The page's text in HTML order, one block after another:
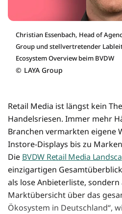
Christian Essenbach, Head of
Group und stellvertretender
Ecosystem Overview beim BVDW
© LAYA Group
Retail Media ist längst kein
Handelsriesen. Immer mehr
Branchen vermarkten eigene
Instore-Displays bis zu
Die BVDW Retail Media
einzigartigen
als lose Anbieterliste,
Marktübersicht über das
Ökosystem in Deutschland“,